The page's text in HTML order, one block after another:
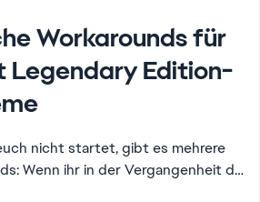
Workarounds für
Legendary Edition-
nicht startet, gibt es mehrere
die
im Bereich "3D-Einstellungen